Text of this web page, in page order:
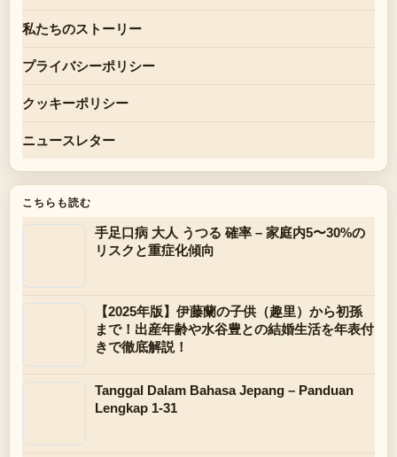
私たちのストーリー
プライバシーポリシー
クッキーポリシー
ニュースレター
こちらも読む
手足口病 大人 うつる 確率 – 家庭内5〜30%の
リスクと重症化傾向
【2025年版】伊藤蘭の子供（趣里）から初孫
まで！出産年齢や水谷豊との結婚生活を年表付
きで徹底解説！
Tanggal Dalam Bahasa Jepang – Panduan
Lengkap 1-31